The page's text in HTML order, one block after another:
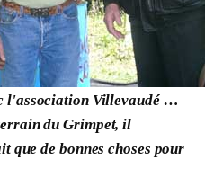
l'association Villevaudé …
du Grimpet, il
de bonnes choses pour